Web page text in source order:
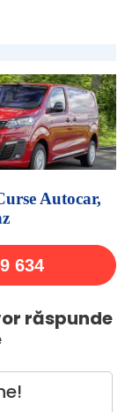
Autocar,
634
răspunde